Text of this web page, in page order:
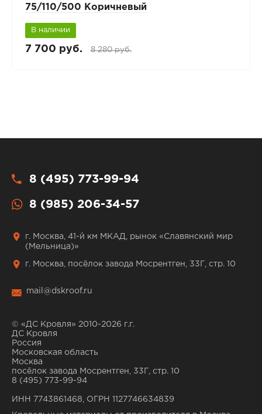
75/110/500 Коричневый
В наличии
7 700 руб. 8 280 руб.
8 (495) 773-99-94
8 (985) 206-34-57
г. Москва, 41-й км МКАД, рынок «Славянский мир
(Мельница)»
г. Москва, посёлок завода Мосрентген, 33Г, стр. 10
mail@dskroof.ru
© «ДС Кровля» 2010-2026 г.г.
ДС Кровля
Россия
Московская область
Москва
посёлок завода Мосрентген, 33Г, стр. 10
8 (495) 773-99-94
ИНН 7743861468, ОГРН 1127746634839